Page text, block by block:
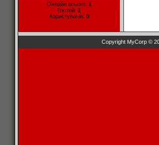
Онлайн всього: 1
Гостей: 1
Користувачів: 0
Copyright MyCorp ©